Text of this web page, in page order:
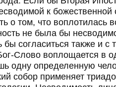
к божественной
о том, что воплотилась
не была бы
согласиться также и с
Слово воплощается в
одну определенную
собор применяет